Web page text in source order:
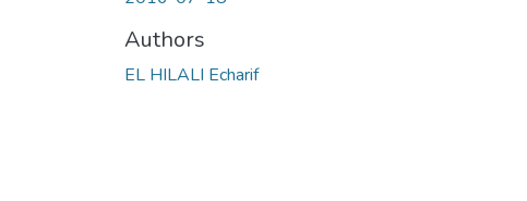
Authors
EL HILALI Echarif